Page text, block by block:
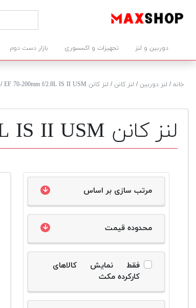
دوربین و لنز تجهیزات و اکسسوری بازار دست دوم
خانه/ لنز دوربین/ لنز کانن/ لنز کانن EF 70-200mm f/2.8L IS II USM /
لنز کانن EF 70-200mm f/2.8L IS II USM دست دوم
مرتب سازی بر اساس
محدوده قیمت
فقط نمایش کالاهای
کارکرده مکث